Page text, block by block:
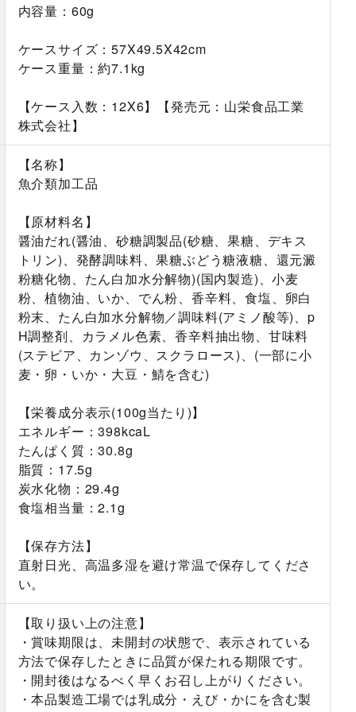
内容量：60g
ケースサイズ：57X49.5X42cm
ケース重量：約7.1kg
【ケース入数：12X6】【発売元：山栄食品工業
株式会社】
【名称】
魚介類加工品
【原材料名】
醤油だれ(醤油、砂糖調製品(砂糖、果糖、デキス
トリン)、発酵調味料、果糖ぶどう糖液糖、還元澱
粉糖化物、たん白加水分解物)(国内製造)、小麦
粉、植物油、いか、でん粉、香辛料、食塩、卵白
粉末、たん白加水分解物／調味料(アミノ酸等)、p
H調整剤、カラメル色素、香辛料抽出物、甘味料
(ステビア、カンゾウ、スクラロース)、(一部に小
麦・卵・いか・大豆・鯖を含む)
【栄養成分表示(100g当たり)】
エネルギー：398kcaL
たんぱく質：30.8g
脂質：17.5g
炭水化物：29.4g
食塩相当量：2.1g
【保存方法】
直射日光、高温多湿を避け常温で保存してくださ
い。
【取り扱い上の注意】
・賞味期限は、未開封の状態で、表示されている
方法で保存したときに品質が保たれる期限です。
・開封後はなるべく早くお召し上がりください。
・本品製造工場では乳成分・えび・かにを含む製